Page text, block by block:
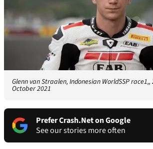
Glenn van Straalen, Indonesian WorldSSP race1,,
October 2021
Prefer Crash.Net on Google
See our stories more often